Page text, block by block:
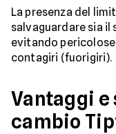
La presenza del
salvaguardare sia il
evitando pericolose
contagiri (fuorigiri).
Vantaggi e
cambio